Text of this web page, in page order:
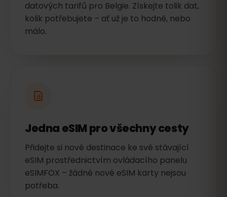
datových tarifů pro Belgie. Získejte tolik dat,
kolik potřebujete – ať už je to hodně, nebo
málo.
Jedna eSIM pro všechny cesty
Přidejte si nové destinace ke své stávající
eSIM prostřednictvím ovládacího panelu
eSIMFOX – žádné nové eSIM karty nejsou
potřeba.